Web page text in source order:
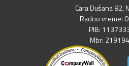
Cara Dušana 82,
Radno vreme:
PIB:
Mbr: